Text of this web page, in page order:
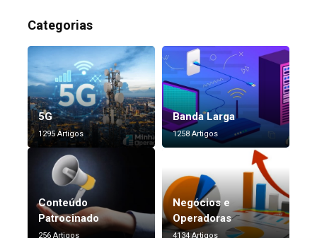
Categorias
5G
1295 Artigos
Banda Larga
1258 Artigos
Conteúdo
Patrocinado
256 Artigos
Negócios e
Operadoras
4134 Artigos